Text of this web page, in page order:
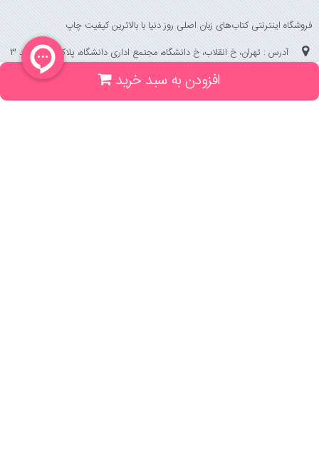
افزودن به سبد خرید
فروشگاه اینترنتی کتاب‌های زبان اصلی روز دنیا با بالاترین کیفیت چاپ
آدرس : تهران، خ انقلاب، خ دانشگاه، مجتمع اداری دانشگاه، پلاک 158 واحد 3
(جهت خرید حضوری، تلفنی ، پیگیری سفارشات سایت با شماره تلفن 02166175070
تماس حاصل فرمایید)